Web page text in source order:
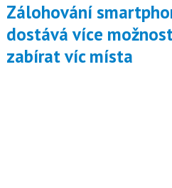
Zálohování smartphonů s Androidem
dostává více
zabírat víc místa